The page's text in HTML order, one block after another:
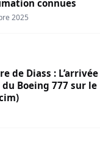
connues
2025
Diass : L’arrivée
de Diass :
Boeing 777 sur le